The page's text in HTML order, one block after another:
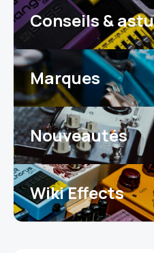
Conseils &
Marques
Nouveautés
Wiki Effects